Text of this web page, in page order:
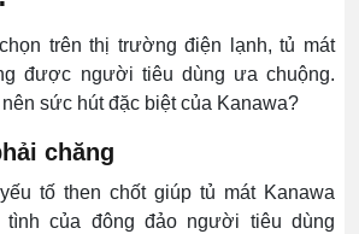
trên thị trường điện lạnh, tủ mát
được người tiêu dùng ưa chuộng.
sức hút đặc biệt của Kanawa?
chăng
tố then chốt giúp tủ mát Kanawa
tình của đông đảo người tiêu dùng